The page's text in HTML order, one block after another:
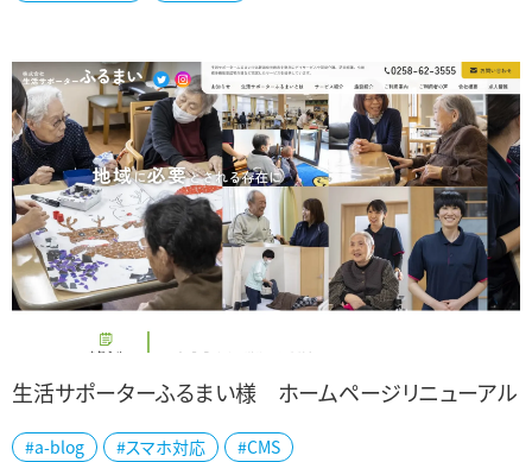
生活サポーターふるまい様 ホームページリニューアル
#a-blog #スマホ対応
#CMS